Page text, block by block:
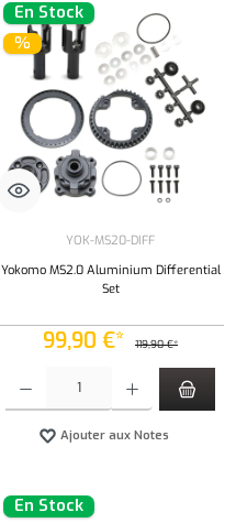
En Stock
%
YOK-MS20-DIFF
Yokomo MS2.0 Aluminium Differential
Set
99,90 €* 119,90 €*
Ajouter aux Notes
En Stock